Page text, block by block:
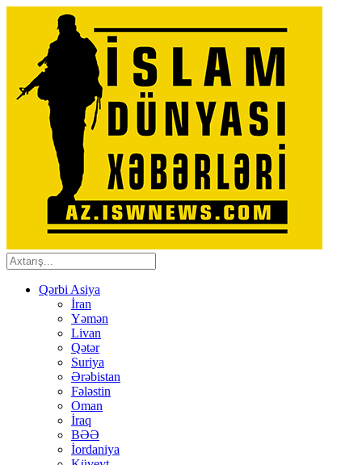
Qərbi Asiya
İran
Yəmən
Livan
Qətər
Suriya
Ərəbistan
Fələstin
Oman
İraq
BƏƏ
İordaniya